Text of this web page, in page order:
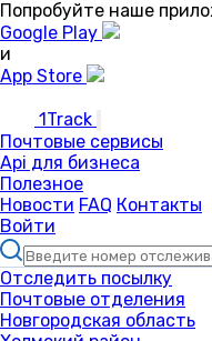
Попробуйте наше
Google Play
и
App Store
1Track
Почтовые сервисы
Api для бизнеса
Полезное
Новости FAQ Контакты
Войти
Отследить посылку
Почтовые отделения
Новгородская область